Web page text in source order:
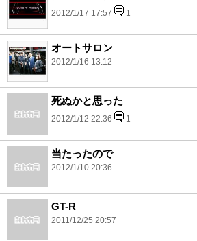
2012/1/17 17:57 1
オートサロン
2012/1/16 13:12
死ぬかと思った
2012/1/12 22:36 1
当たったので
2012/1/10 20:36
GT-R
2011/12/25 20:57